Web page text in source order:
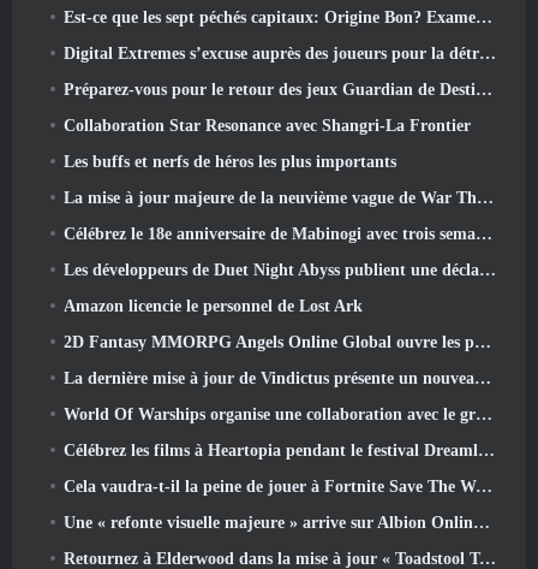
Est-ce que les sept péchés capitaux: Origine Bon? Examen honnête
Digital Extremes s’excuse auprès des joueurs pour la détresse causée par les « invitations néfastes » dans Warframe
Préparez-vous pour le retour des jeux Guardian de Destiny 2
Collaboration Star Resonance avec Shangri-La Frontier
Les buffs et nerfs de héros les plus importants
La mise à jour majeure de la neuvième vague de War Thunder améliore l'apparence des batailles navales avec des visuels aquatiques améliorés
Célébrez le 18e anniversaire de Mabinogi avec trois semaines d'événements et de récompenses
Les développeurs de Duet Night Abyss publient une déclaration officielle concernant un récent incident de logiciel malveillant suite à la mise à jour du jeu
Amazon licencie le personnel de Lost Ark
2D Fantasy MMORPG Angels Online Global ouvre les pré-inscriptions
La dernière mise à jour de Vindictus présente un nouveau raid où les joueurs affronteront le gardien de Caliburn
World Of Warships organise une collaboration avec le groupe de heavy metal suédois Sabaton
Célébrez les films à Heartopia pendant le festival Dreamlight Cinematics
Cela vaudra-t-il la peine de jouer à Fortnite Save The World une fois qu'il sera gratuit?
Une « refonte visuelle majeure » arrive sur Albion Online en avril
Retournez à Elderwood dans la mise à jour « Toadstool Tales » de Palia